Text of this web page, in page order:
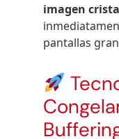
imagen
pantallas